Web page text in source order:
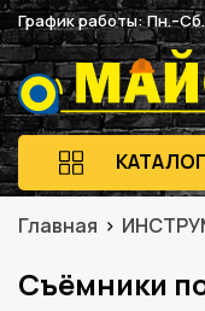
График работы:
Главная
Съёмники